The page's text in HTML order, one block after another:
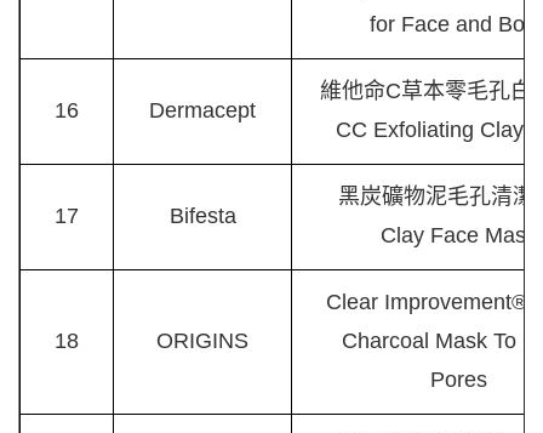
for Face and
16 Dermacept
維他命C草本零毛孔白
CC Exfoliating Clay
17 Bifesta
黑炭礦物泥毛孔清潔
Clay Face Mask
18 ORIGINS
Clear Improvement®
Charcoal Mask To
Pores